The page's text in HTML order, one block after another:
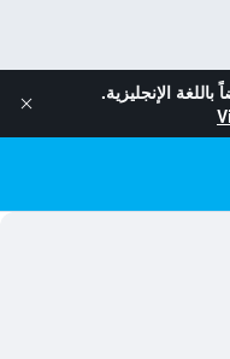
باللغة الإنجليزية.